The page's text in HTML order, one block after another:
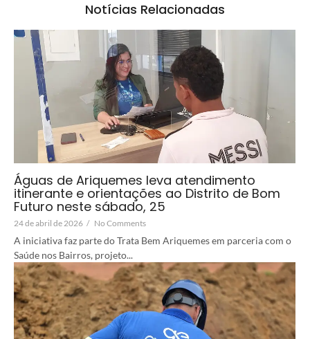
Notícias Relacionadas
Águas de Ariquemes leva atendimento
itinerante e orientações ao Distrito de Bom
Futuro neste sábado, 25
24 de abril de 2026 / No Comments
A iniciativa faz parte do Trata Bem Ariquemes em parceria com o
Saúde nos Bairros, projeto...